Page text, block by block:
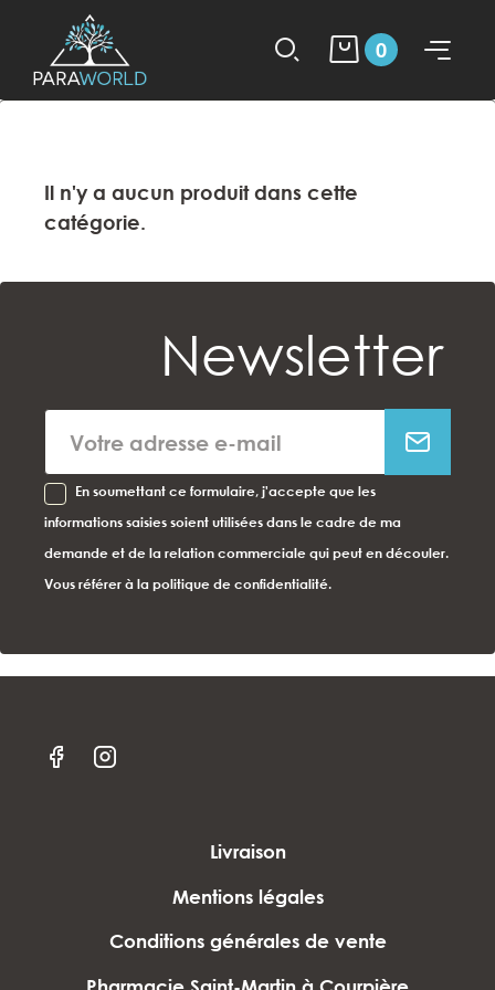
0
Il n'y a aucun produit dans cette
catégorie.
Newsletter
En soumettant ce formulaire, j'accepte que les
informations saisies soient utilisées dans le cadre de ma
demande et de la relation commerciale qui peut en découler.
Vous référer à la politique de confidentialité.
Livraison
Mentions légales
Conditions générales de vente